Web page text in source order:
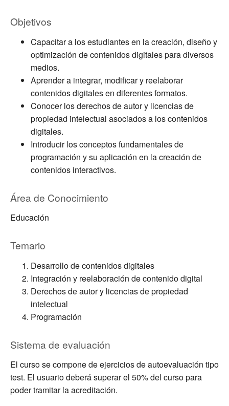
Objetivos
Capacitar a los estudiantes en la creación, diseño y
optimización de contenidos digitales para diversos
medios.
Aprender a integrar, modificar y reelaborar
contenidos digitales en diferentes formatos.
Conocer los derechos de autor y licencias de
propiedad intelectual asociados a los contenidos
digitales.
Introducir los conceptos fundamentales de
programación y su aplicación en la creación de
contenidos interactivos.
Área de Conocimiento
Educación
Temario
Desarrollo de contenidos digitales
Integración y reelaboración de contenido digital
Derechos de autor y licencias de propiedad
intelectual
Programación
Sistema de evaluación
El curso se compone de ejercicios de autoevaluación tipo
test. El usuario deberá superar el 50% del curso para
poder tramitar la acreditación.